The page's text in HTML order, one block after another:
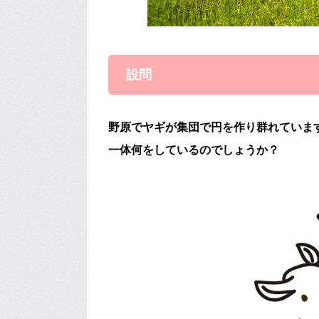
設問
野原でヤギが集団で円を作り群れていま
一体何をしているのでしょうか？